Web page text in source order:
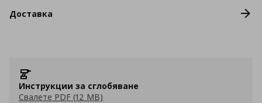
Доставка
Инструкции за сглобяване
Свалете PDF (12 MB)